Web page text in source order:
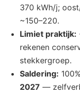
370 kWh/j;
~150–220.
Limiet praktijk:
rekenen
stekkergroep.
Saldering:
2027 —